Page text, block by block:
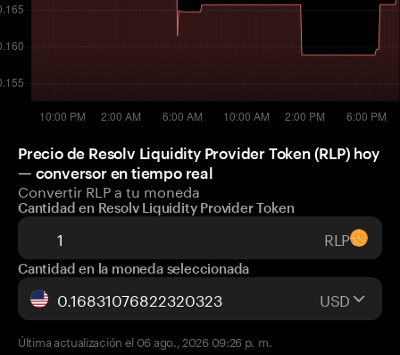
Precio de Resolv Liquidity Provider Token (RLP) hoy
— conversor en tiempo real
Convertir RLP a tu moneda
Cantidad en Resolv Liquidity Provider Token
RLP
Cantidad en la moneda seleccionada
USD
Última actualización el 06 ago., 2026 09:26 p. m.